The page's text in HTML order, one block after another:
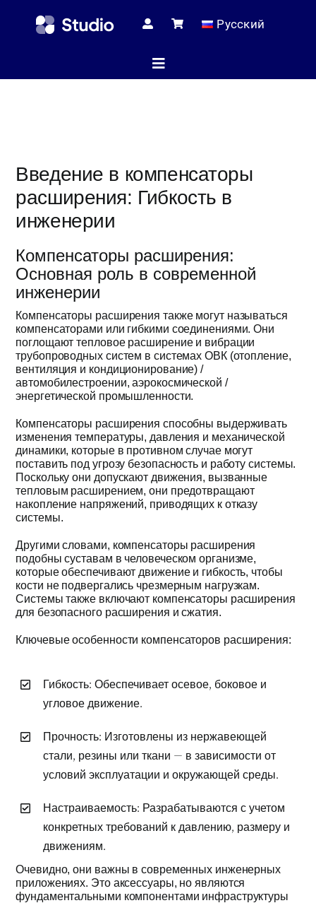
Русский
Toggle
Получить
Введение в компенсаторы
расширения: Гибкость в
инженерии
Компенсаторы расширения:
Основная роль в современной
инженерии
Компенсаторы расширения также могут называться
компенсаторами или гибкими соединениями. Они
поглощают тепловое расширение и вибрации
трубопроводных систем в системах ОВК (отопление,
вентиляция и кондиционирование) /
автомобилестроении, аэрокосмической /
энергетической промышленности.
Компенсаторы расширения способны выдерживать
изменения температуры, давления и механической
динамики, которые в противном случае могут
поставить под угрозу безопасность и работу системы.
Поскольку они допускают движения, вызванные
тепловым расширением, они предотвращают
накопление напряжений, приводящих к отказу
системы.
Другими словами, компенсаторы расширения
подобны суставам в человеческом организме,
которые обеспечивают движение и гибкость, чтобы
кости не подвергались чрезмерным нагрузкам.
Системы также включают компенсаторы расширения
для безопасного расширения и сжатия.
Ключевые особенности компенсаторов расширения:
Гибкость: Обеспечивает осевое, боковое и
угловое движение.
Прочность: Изготовлены из нержавеющей
стали, резины или ткани — в зависимости от
условий эксплуатации и окружающей среды.
Настраиваемость: Разрабатываются с учетом
конкретных требований к давлению, размеру и
движениям.
Очевидно, они важны в современных инженерных
приложениях. Это аксессуары, но являются
фундаментальными компонентами инфраструктуры